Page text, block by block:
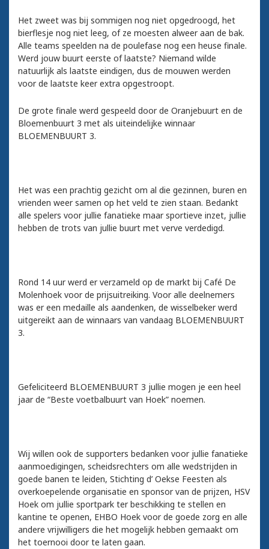
Het zweet was bij sommigen nog niet opgedroogd, het
bierflesje nog niet leeg, of ze moesten alweer aan de bak.
Alle teams speelden na de poulefase nog een heuse finale.
Werd jouw buurt eerste of laatste? Niemand wilde
natuurlijk als laatste eindigen, dus de mouwen werden
voor de laatste keer extra opgestroopt.
De grote finale werd gespeeld door de Oranjebuurt en de
Bloemenbuurt 3 met als uiteindelijke winnaar
BLOEMENBUURT 3.
Het was een prachtig gezicht om al die gezinnen, buren en
vrienden weer samen op het veld te zien staan. Bedankt
alle spelers voor jullie fanatieke maar sportieve inzet, jullie
hebben de trots van jullie buurt met verve verdedigd.
Rond 14 uur werd er verzameld op de markt bij Café De
Molenhoek voor de prijsuitreiking. Voor alle deelnemers
was er een medaille als aandenken, de wisselbeker werd
uitgereikt aan de winnaars van vandaag BLOEMENBUURT
3.
Gefeliciteerd BLOEMENBUURT 3 jullie mogen je een heel
jaar de “Beste voetbalbuurt van Hoek” noemen.
Wij willen ook de supporters bedanken voor jullie fanatieke
aanmoedigingen, scheidsrechters om alle wedstrijden in
goede banen te leiden, Stichting d’ Oekse Feesten als
overkoepelende organisatie en sponsor van de prijzen, HSV
Hoek om jullie sportpark ter beschikking te stellen en
kantine te openen, EHBO Hoek voor de goede zorg en alle
andere vrijwilligers die het mogelijk hebben gemaakt om
het toernooi door te laten gaan.